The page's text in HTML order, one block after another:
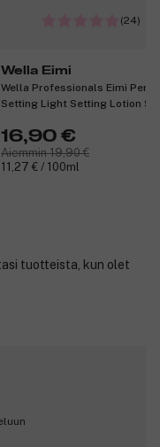
(24)
Wella Eimi
Wella Professionals Eimi
Setting Light Setting Lotion
16,90 €
Aiemmin 19,90 €
11,27 € / 100ml
tuotteista, kun olet